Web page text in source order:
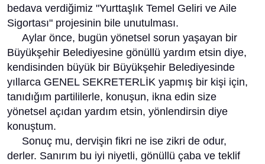
bedava verdiğimiz "Yurttaşlık Temel Geliri ve Aile
Sigortası" projesinin bile unutulması.
Aylar önce, bugün yönetsel sorun yaşayan bir
Büyükşehir Belediyesine gönüllü yardım etsin diye,
kendisinden büyük bir Büyükşehir Belediyesinde
yıllarca GENEL SEKRETERLİK yapmış bir kişi için,
tanıdığım partililerle, konuşun, ikna edin size
yönetsel açıdan yardım etsin, yönlendirsin diye
konuştum.
Sonuç mu, dervişin fikri ne ise zikri de odur,
derler. Sanırım bu iyi niyetli, gönüllü çaba ve teklif